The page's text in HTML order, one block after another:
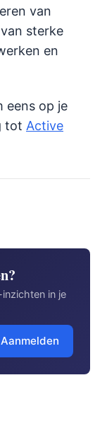
van
sterke
en
eens op je
tot Active
in je
Aanmelden